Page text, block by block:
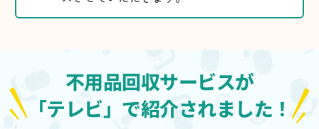
不用品回収サービスが
「テレビ」で紹介されました！